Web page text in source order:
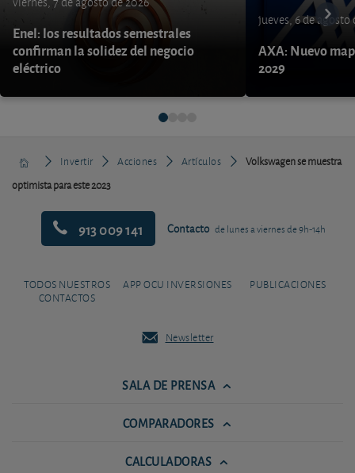
Enel: los resultados semestrales
confirman la solidez del negocio
eléctrico
jueves, 6 de agosto
AXA: Nuevo
2029
Invertir Acciones Artículos
Volkswagen se muestra
optimista para este 2023
913 009 141 Contacto de lunes a viernes de 9h-14h
TODOS NUESTROS
CONTACTOS
APP OCU INVERSIONES PUBLICACIONES
Newsletter
SALA DE PRENSA
COMPARADORES
CALCULADORAS